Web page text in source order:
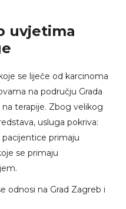
uvjetima
se liječe od karcinoma
na području Grada
terapije. Zbog velikog
usluga pokriva:
primaju
se primaju
odnosi na Grad Zagreb i